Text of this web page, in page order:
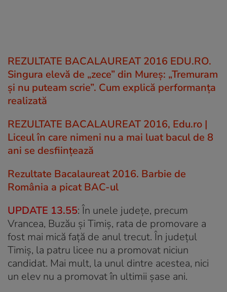
REZULTATE BACALAUREAT 2016 EDU.RO.
Singura elevă de „zece” din Mureș: „Tremuram
și nu puteam scrie”. Cum explică performanța
realizată
REZULTATE BACALAUREAT 2016, Edu.ro |
Liceul în care nimeni nu a mai luat bacul de 8
ani se desființează
Rezultate Bacalaureat 2016. Barbie de
România a picat BAC-ul
UPDATE 13.55: În unele judeţe, precum
Vrancea, Buzău şi Timiş, rata de promovare a
fost mai mică faţă de anul trecut. În judeţul
Timiş, la patru licee nu a promovat niciun
candidat. Mai mult, la unul dintre acestea, nici
un elev nu a promovat în ultimii șase ani.